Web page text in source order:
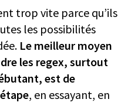
trop vite parce qu’ils
les possibilités
Le meilleur moyen
les regex, surtout
est de
, en essayant, en